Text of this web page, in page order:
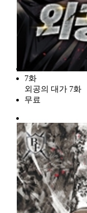
7화
외공의 대가 7화
무료